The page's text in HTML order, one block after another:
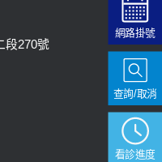
！膽結石、
段270號
網路掛號
看診進度
查詢/取消